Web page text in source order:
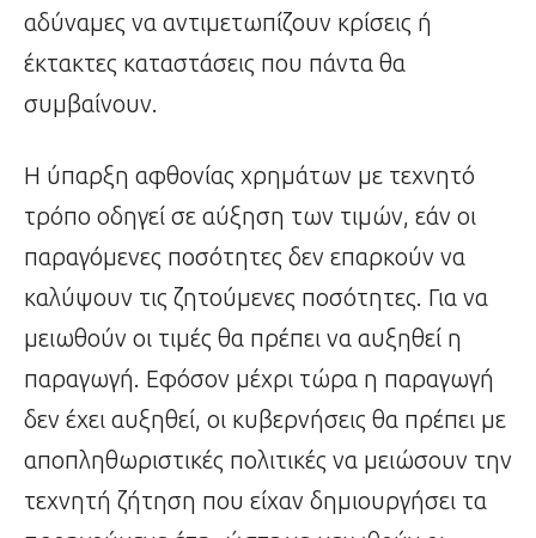
αδύναμες να αντιμετωπίζουν κρίσεις ή
έκτακτες καταστάσεις που πάντα θα
συμβαίνουν.
Η ύπαρξη αφθονίας χρημάτων με τεχνητό
τρόπο οδηγεί σε αύξηση των τιμών, εάν οι
παραγόμενες ποσότητες δεν επαρκούν να
καλύψουν τις ζητούμενες ποσότητες. Για να
μειωθούν οι τιμές θα πρέπει να αυξηθεί η
παραγωγή. Εφόσον μέχρι τώρα η παραγωγή
δεν έχει αυξηθεί, οι κυβερνήσεις θα πρέπει με
αποπληθωριστικές πολιτικές να μειώσουν την
τεχνητή ζήτηση που είχαν δημιουργήσει τα